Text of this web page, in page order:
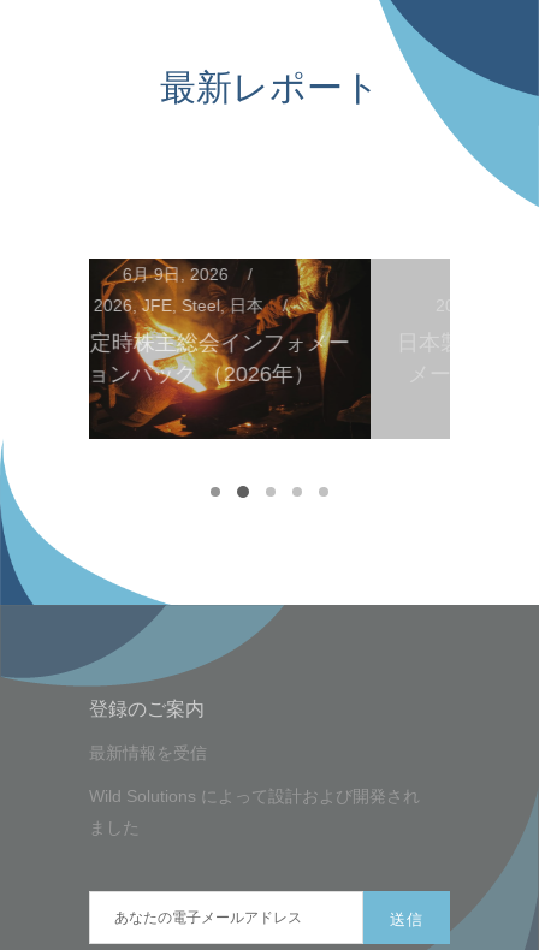
最新レポート
6月 8日, 2026
2026,Steel,日本,日本製鉄
日本製鉄 年次株主総会インフォ
メーションパック（2026年）
登録のご案内
最新情報を受信
Wild Solutions によって設計および開発され
ました